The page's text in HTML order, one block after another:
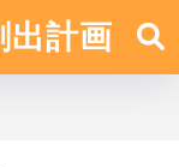
計画